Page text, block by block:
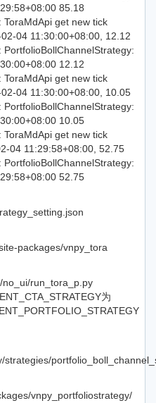
85.18
get new tick
04 11:30:00+08:00, 12.12
12.12
get new tick
04 11:30:00+08:00, 10.05
10.05
get new tick
04 11:29:58+08:00, 52.75
52.75
packages/vnpy_tora
run_tora_p.py
为
vnpy_portfoliostrategy/